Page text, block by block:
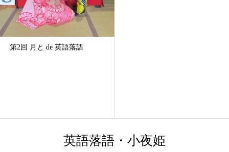
第2回 月と de 英語落語
英語落語・小夜姫